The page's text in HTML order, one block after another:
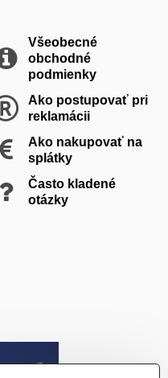
Všeobecné
obchodné
podmienky
Ako postupovať pri
reklamácii
Ako nakupovať na
splátky
Často kladené
otázky